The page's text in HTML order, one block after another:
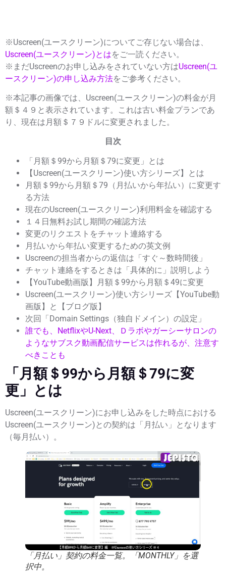
※Uscreen(ユースクリーン)についてご存じない場合は、
Uscreen(ユースクリーン)とはをご一読ください。
※まだUscreenのお申し込みをされていない方はUscreen(ユ
ースクリーン)の申し込み方法をご参考ください。
※本記事の画像では、Uscreen(ユースクリーン)の料金が月
額＄４９と表示されています。これは古い料金プランであ
り、現在は月額＄７９ドルに変更されました。
目次
「月額＄99から月額＄79に変更」とは
【Uscreen(ユースクリーン)使い方シリーズ】とは
月額＄99から月額＄79（月払いから年払い）に変更す
る方法
現在のUscreen(ユースクリーン)利用料金を確認する
１４日無料お試し期間の確認方法
変更のリクエストをチャット連絡する
月払いから年払い変更するための英文例
Uscreenの担当者からの返信は「すぐ～数時間後」
チャット連絡をするときは「具体的に」説明しよう
【YouTube動画版】月額＄99から月額＄49に変更
Uscreen(ユースクリーン)使い方シリーズ【YouTube動
画版】と【ブログ版】
次回「Domain Settings（独自ドメイン）の設定」
誰でも、NetflixやU-Next、Ｄラボやガーシーサロンの
ようなサブスク動画配信サービスは作れるが、注意す
べきことも
「月額＄99から月額＄79に変
更」とは
Uscreen(ユースクリーン)にお申し込みをした時点における
Uscreen(ユースクリーン)との契約は「月払い」となります
（毎月払い）。
「月払い」契約の料金一覧。「MONTHLY」を選
択中。